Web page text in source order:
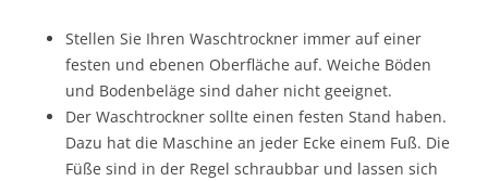
Stellen Sie Ihren Waschtrockner immer auf einer
festen und ebenen Oberfläche auf. Weiche Böden
und Bodenbeläge sind daher nicht geeignet.
Der Waschtrockner sollte einen festen Stand haben.
Dazu hat die Maschine an jeder Ecke einem Fuß. Die
Füße sind in der Regel schraubbar und lassen sich